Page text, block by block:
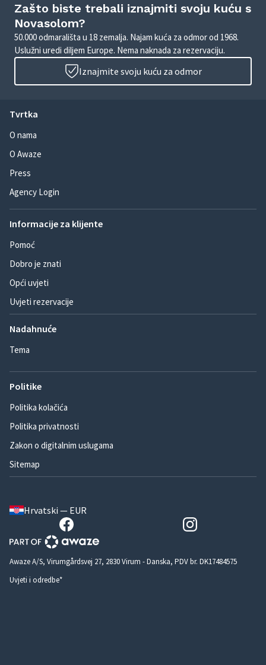
Zašto biste trebali iznajmiti svoju kuću s
Novasolom?
50.000 odmarališta u 18 zemalja. Najam kuća za odmor od 1968.
Uslužni uredi diljem Europe. Nema naknada za rezervaciju.
Iznajmite svoju kuću za odmor
Tvrtka
O nama
O Awaze
Press
Agency Login
Informacije za klijente
Pomoć
Dobro je znati
Opći uvjeti
Uvjeti rezervacije
Nadahnuće
Tema
Politike
Politika kolačića
Politika privatnosti
Zakon o digitalnim uslugama
Sitemap
Hrvatski — EUR
Awaze A/S, Virumgårdsvej 27, 2830 Virum - Danska, PDV br. DK17484575
Uvjeti i odredbe*